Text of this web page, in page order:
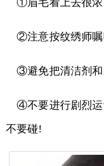
②注意按纹绣师嘱
③避免把清洁剂
④不要进行剧烈运
不要碰!